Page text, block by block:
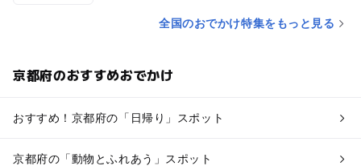
全国のおでかけ特集をもっと見る
京都府のおすすめおでかけ
おすすめ！京都府の「日帰り」スポット
京都府の「動物とふれあう」スポット